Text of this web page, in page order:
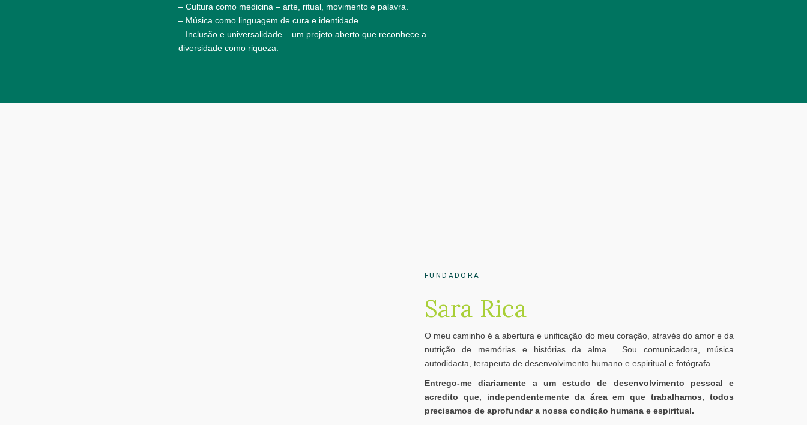
– Cultura como medicina – arte, ritual, movimento e palavra.
– Música como linguagem de cura e identidade.
– Inclusão e universalidade – um projeto aberto que reconhece a
diversidade como riqueza.
FUNDADORA
Sara Rica
O meu caminho é a abertura e unificação do meu coração, através do amor e da
nutrição de memórias e histórias da alma. Sou comunicadora, música
autodidacta, terapeuta de desenvolvimento humano e espiritual e fotógrafa.
Entrego-me diariamente a um estudo de desenvolvimento pessoal e
acredito que, independentemente da área em que trabalhamos, todos
precisamos de aprofundar a nossa condição humana e espiritual.